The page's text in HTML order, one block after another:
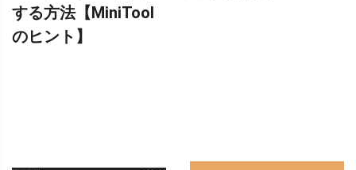
する方法【MiniTool
のヒント】